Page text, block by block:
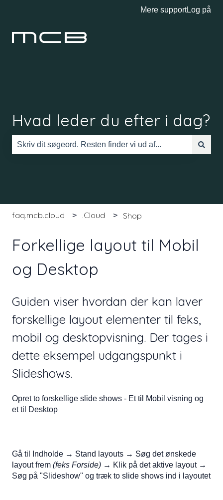
Mere supportLog på
Hvad leder du efter i dag?
faq.mcb.cloud .Cloud Shop
Forkellige layout til Mobil
og Desktop
Guiden viser hvordan der kan laver
forskellige layout elementer til feks,
mobil og desktopvisning. Der tages i
dette eksempel udgangspunkt i
Slideshows.
Opret to forskellige slide shows - Et til Mobil visning og
et til Desktop
Gå til Indholde → Stand layouts → Søg det ønskede
layout frem (feks Forside) → Klik på det aktive layout →
Søg på "Slideshow" og træk to slide shows ind i layoutet